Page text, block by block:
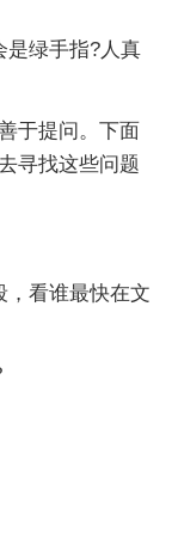
是绿手指?人真
于提问。下面
寻找这些问题
，看谁最快在文